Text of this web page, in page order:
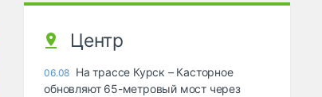
Центр
06.08 На трассе Курск – Касторное
обновляют 65-метровый мост через